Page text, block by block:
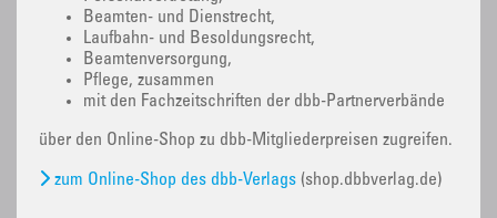
Beamten- und Dienstrecht,
Laufbahn- und Besoldungsrecht,
Beamtenversorgung,
Pflege, zusammen
mit den Fachzeitschriften der dbb-Partnerverbände
über den Online-Shop zu dbb-Mitgliederpreisen zugreifen.
zum Online-Shop des dbb-Verlags (shop.dbbverlag.de)